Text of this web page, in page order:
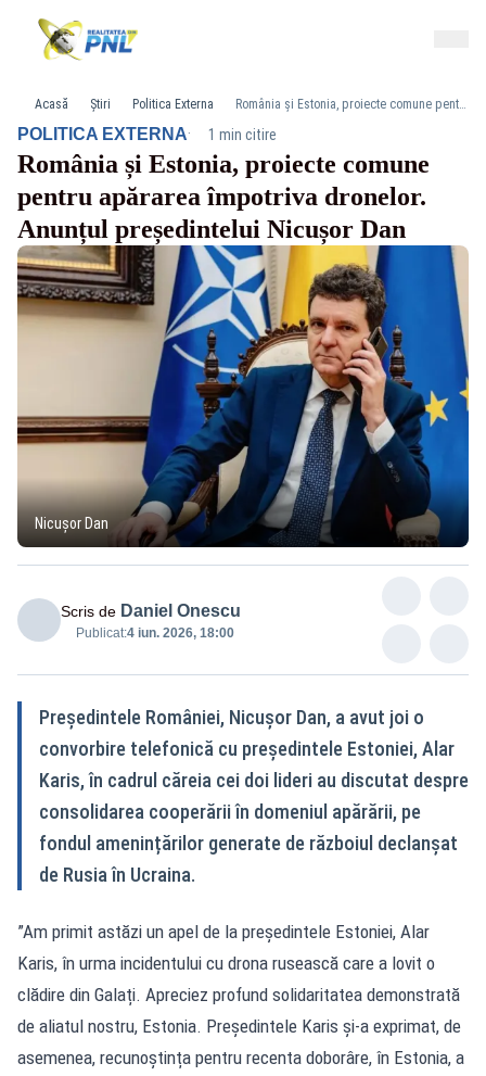
Acasă Știri Politica Externa România și Estonia, proiecte comune pentru apărarea împotriva dronelor. Anunțul președintelui Nicușor Dan
POLITICA EXTERNA· 1 min citire
România și Estonia, proiecte comune
pentru apărarea împotriva dronelor.
Anunțul președintelui Nicușor Dan
Nicușor Dan
Scris de Daniel Onescu
Publicat:4 iun. 2026, 18:00
Președintele României, Nicușor Dan, a avut joi o
convorbire telefonică cu președintele Estoniei, Alar
Karis, în cadrul căreia cei doi lideri au discutat despre
consolidarea cooperării în domeniul apărării, pe
fondul amenințărilor generate de războiul declanșat
de Rusia în Ucraina.
”Am primit astăzi un apel de la președintele Estoniei, Alar
Karis, în urma incidentului cu drona rusească care a lovit o
clădire din Galați. Apreciez profund solidaritatea demonstrată
de aliatul nostru, Estonia. Președintele Karis și-a exprimat, de
asemenea, recunoștința pentru recenta doborâre, în Estonia, a